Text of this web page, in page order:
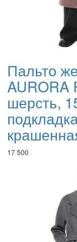
Пальто
AURORA
шерсть,
17 500